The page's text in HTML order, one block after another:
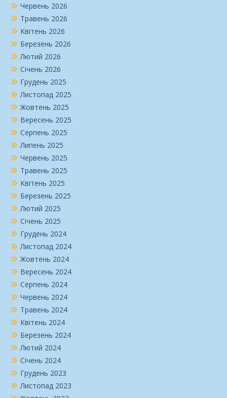
Червень 2026
Травень 2026
Квітень 2026
Березень 2026
Лютий 2026
Січень 2026
Грудень 2025
Листопад 2025
Жовтень 2025
Вересень 2025
Серпень 2025
Липень 2025
Червень 2025
Травень 2025
Квітень 2025
Березень 2025
Лютий 2025
Січень 2025
Грудень 2024
Листопад 2024
Жовтень 2024
Вересень 2024
Серпень 2024
Червень 2024
Травень 2024
Квітень 2024
Березень 2024
Лютий 2024
Січень 2024
Грудень 2023
Листопад 2023